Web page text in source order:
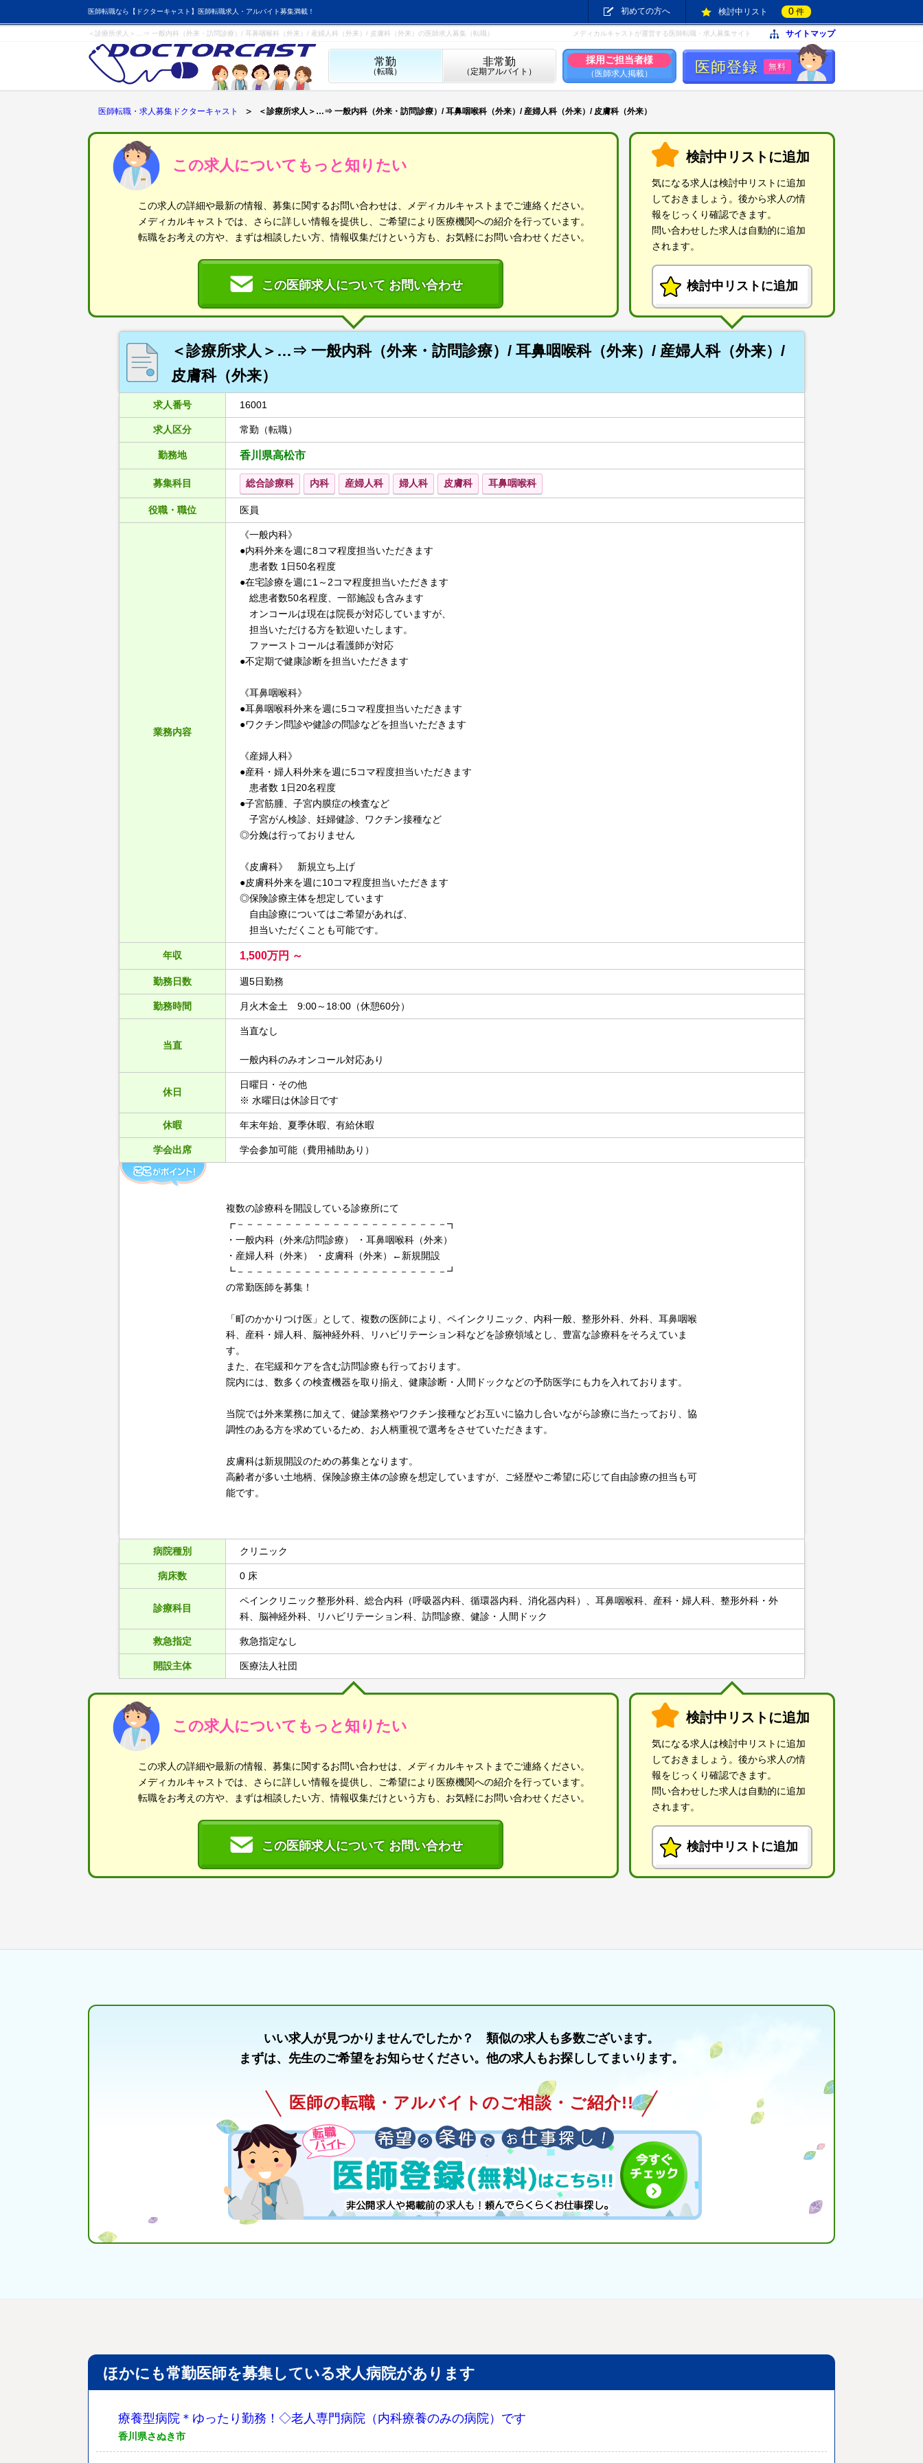
医師転職なら【ドクターキャスト】医師転職求人・アルバイト募集満載！ 初めての方へ 検討中リスト 0 件
＜診療所求人＞…⇒ 一般内科（外来・訪問診療）/ 耳鼻咽喉科（外来）/ 産婦人科（外来）/ 皮膚科（外来）の医師求人募集（転職） メディカルキャストが運営する医師転職・求人募集サイト サイトマップ
常勤
（転職）
非常勤
（定期アルバイト）
採用ご担当者様
（医師求人掲載） 医師登録 無料
医師転職・求人募集ドクターキャスト ＜診療所求人＞…⇒ 一般内科（外来・訪問診療）/ 耳鼻咽喉科（外来）/ 産婦人科（外来）/ 皮膚科（外来）
この求人についてもっと知りたい
この求人の詳細や最新の情報、募集に関するお問い合わせは、メディカルキャストまでご連絡ください。
メディカルキャストでは、さらに詳しい情報を提供し、ご希望により医療機関への紹介を行っています。
転職をお考えの方や、まずは相談したい方、情報収集だけという方も、お気軽にお問い合わせください。
この医師求人について お問い合わせ
検討中リストに追加
気になる求人は検討中リストに追加
しておきましょう。後から求人の情
報をじっくり確認できます。
問い合わせした求人は自動的に追加
されます。
検討中リストに追加
＜診療所求人＞…⇒ 一般内科（外来・訪問診療）/ 耳鼻咽喉科（外来）/ 産婦人科（外来）/
皮膚科（外来）
求人番号 16001
求人区分 常勤（転職）
勤務地 香川県高松市
募集科目 総合診療科 内科 産婦人科 婦人科 皮膚科 耳鼻咽喉科
役職・職位 医員
業務内容
《一般内科》
●内科外来を週に8コマ程度担当いただきます
患者数 1日50名程度
●在宅診療を週に1～2コマ程度担当いただきます
総患者数50名程度、一部施設も含みます
オンコールは現在は院長が対応していますが、
担当いただける方を歓迎いたします。
ファーストコールは看護師が対応
●不定期で健康診断を担当いただきます
《耳鼻咽喉科》
●耳鼻咽喉科外来を週に5コマ程度担当いただきます
●ワクチン問診や健診の問診などを担当いただきます
《産婦人科》
●産科・婦人科外来を週に5コマ程度担当いただきます
患者数 1日20名程度
●子宮筋腫、子宮内膜症の検査など
子宮がん検診、妊婦健診、ワクチン接種など
◎分娩は行っておりません
《皮膚科》 新規立ち上げ
●皮膚科外来を週に10コマ程度担当いただきます
◎保険診療主体を想定しています
自由診療についてはご希望があれば、
担当いただくことも可能です。
年収 1,500万円 ～
勤務日数 週5日勤務
勤務時間 月火木金土 9:00～18:00（休憩60分）
当直
当直なし
一般内科のみオンコール対応あり
休日
日曜日・その他
※ 水曜日は休診日です
休暇 年末年始、夏季休暇、有給休暇
学会出席 学会参加可能（費用補助あり）
複数の診療科を開設している診療所にて
┏－－－－－－－－－－－－－－－－－－－－－－┓
・一般内科（外来/訪問診療） ・耳鼻咽喉科（外来）
・産婦人科（外来） ・皮膚科（外来）←新規開設
┗－－－－－－－－－－－－－－－－－－－－－－┛
の常勤医師を募集！
「町のかかりつけ医」として、複数の医師により、ペインクリニック、内科一般、整形外科、外科、耳鼻咽喉
科、産科・婦人科、脳神経外科、リハビリテーション科などを診療領域とし、豊富な診療科をそろえていま
す。
また、在宅緩和ケアを含む訪問診療も行っております。
院内には、数多くの検査機器を取り揃え、健康診断・人間ドックなどの予防医学にも力を入れております。
当院では外来業務に加えて、健診業務やワクチン接種などお互いに協力し合いながら診療に当たっており、協
調性のある方を求めているため、お人柄重視で選考をさせていただきます。
皮膚科は新規開設のための募集となります。
高齢者が多い土地柄、保険診療主体の診療を想定していますが、ご経歴やご希望に応じて自由診療の担当も可
能です。
病院種別 クリニック
病床数 0 床
診療科目
ペインクリニック整形外科、総合内科（呼吸器内科、循環器内科、消化器内科）、耳鼻咽喉科、産科・婦人科、整形外科・外
科、脳神経外科、リハビリテーション科、訪問診療、健診・人間ドック
救急指定 救急指定なし
開設主体 医療法人社団
この求人についてもっと知りたい
この求人の詳細や最新の情報、募集に関するお問い合わせは、メディカルキャストまでご連絡ください。
メディカルキャストでは、さらに詳しい情報を提供し、ご希望により医療機関への紹介を行っています。
転職をお考えの方や、まずは相談したい方、情報収集だけという方も、お気軽にお問い合わせください。
この医師求人について お問い合わせ
検討中リストに追加
気になる求人は検討中リストに追加
しておきましょう。後から求人の情
報をじっくり確認できます。
問い合わせした求人は自動的に追加
されます。
検討中リストに追加
いい求人が見つかりませんでしたか？ 類似の求人も多数ございます。
まずは、先生のご希望をお知らせください。他の求人もお探ししてまいります。
医師の転職・アルバイトのご相談・ご紹介!!
ほかにも常勤医師を募集している求人病院があります
療養型病院＊ゆったり勤務！◇老人専門病院（内科療養のみの病院）です
香川県さぬき市